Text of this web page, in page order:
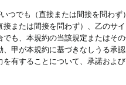
つでも（直接または間接を問わ
または間接を問わず）、乙のサ
も、本規約の当該規定またはそ
甲が本規約に基づきなしうる承
有することについて、承諾およ